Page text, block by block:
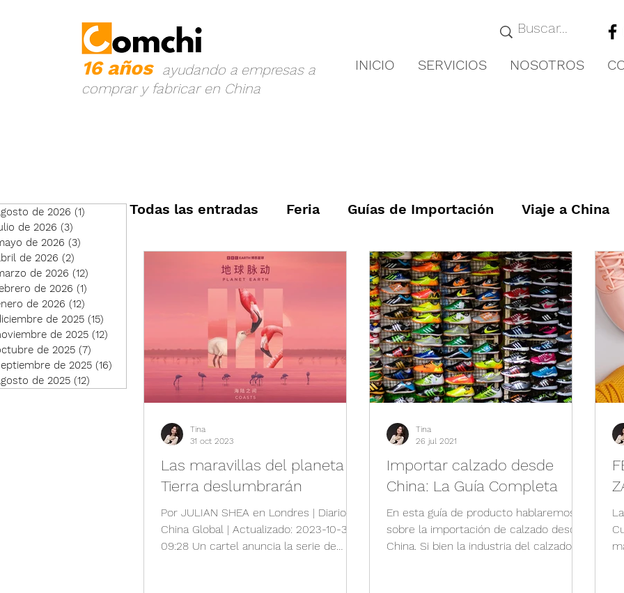
16 años
ayudando a empresas a
comprar y fabricar en China
INICIO SERVICIOS NOSOTROS
de 2026 (1)
de 2026 (3)
de 2026 (3)
de 2026 (2)
de 2026 (12)
de 2026 (1)
de 2026 (12)
de 2025 (15)
de 2025 (12)
de 2025 (7)
de 2025 (16) 16 entradas
de 2025 (12)
Todas las entradas Feria Guías de Importación Viaje a China
Prevención de Fraude Proyectos Relevante
Novedad en China China - Latin América Información de la
Producto agrícola Educación Física Guía financiera
Vida Deportes
Las maravillas del planeta
Tierra deslumbrarán
Por JULIAN SHEA en Londres | Diario de
China Global | Actualizado: 2023-10-30
09:28 Un cartel anuncia la serie de
Tina
31 oct 2023
Importar calzado desde
China: La Guía Completa
En esta guía de producto hablaremos
sobre la importación de calzado desde
China. Si bien la industria del calzado en
Tina
26 jul 2021